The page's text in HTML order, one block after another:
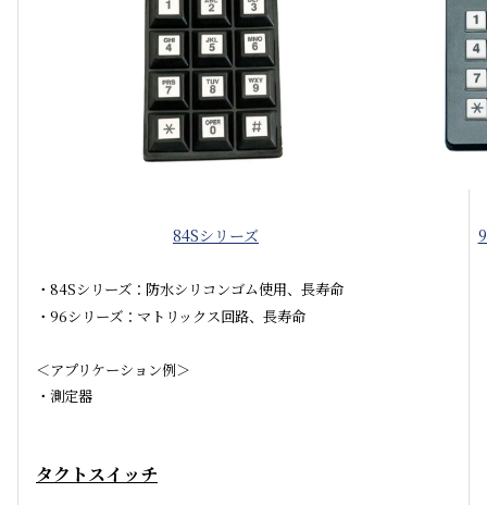
84Sシリーズ
・84Sシリーズ：防水シリコンゴム使用、長寿命
・96シリーズ：マトリックス回路、長寿命
＜アプリケーション例＞
・測定器
タクトスイッチ